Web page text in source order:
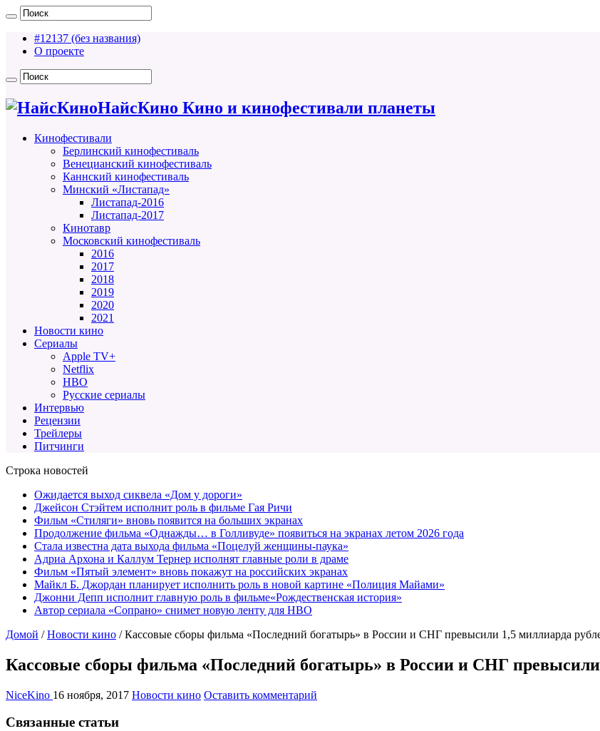
#12137 (без названия)
О проекте
НайсКино Кино и кинофестивали планеты
Кинофестивали
Берлинский кинофестиваль
Венецианский кинофестиваль
Каннский кинофестиваль
Минский «Листапад»
Листапад-2016
Листапад-2017
Кинотавр
Московский кинофестиваль
2016
2017
2018
2019
2020
2021
Новости кино
Сериалы
Apple TV+
Netflix
HBO
Русские сериалы
Интервью
Рецензии
Трейлеры
Питчинги
Строка новостей
Ожидается выход сиквела «Дом у дороги»
Джейсон Стэйтем исполнит роль в фильме Гая Ричи
Фильм «Стиляги» вновь появится на больших экранах
Продолжение фильма «Однажды… в Голливуде» появиться на экранах летом 2026 года
Стала известна дата выхода фильма «Поцелуй женщины-паука»
Адриа Архона и Каллум Тернер исполнят главные роли в драме
Фильм «Пятый элемент» вновь покажут на российских экранах
Майкл Б. Джордан планирует исполнить роль в новой картине «Полиция Майами»
Джонни Депп исполнит главную роль в фильме«Рождественская история»
Автор сериала «Сопрано» снимет новую ленту для HBO
Домой / Новости кино / Кассовые сборы фильма «Последний богатырь» в России и СНГ превысили 1,5 миллиарда
Кассовые сборы фильма «Последний богатырь» в России и СНГ
NiceKino 16 ноября, 2017 Новости кино Оставить комментарий
Связанные статьи